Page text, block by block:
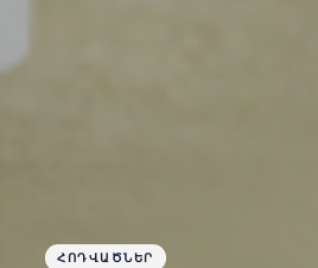
ՀՈԴՎԱԾՆԵՐ